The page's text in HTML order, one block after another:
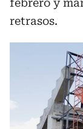
febrero y
retrasos.